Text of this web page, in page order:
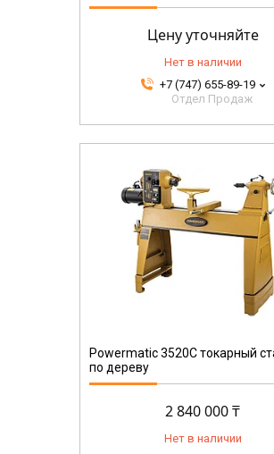
Цену уточняйте
Нет в наличии
+7 (747) 655-89-19
Отдел Продаж
Powermatic 3520C токарный
по дереву
2 840 000 ₸
Нет в наличии
9120039902920